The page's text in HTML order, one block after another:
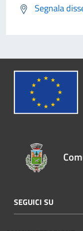
Segnala
SEGUICI SU